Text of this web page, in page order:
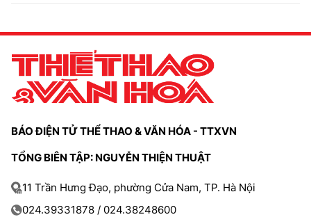
BÁO ĐIỆN TỬ THỂ THAO & VĂN HÓA - TTXVN
TỔNG BIÊN TẬP: NGUYỄN THIỆN THUẬT
11 Trần Hưng Đạo, phường Cửa Nam, TP. Hà Nội
024.39331878 / 024.38248600